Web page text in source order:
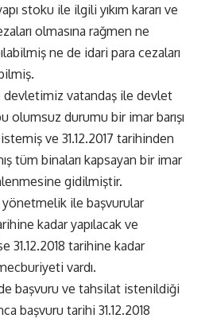
stoku ile ilgili yıkım kararı ve
olmasına rağmen ne
ne de idari para cezaları
devletimiz vatandaş ile devlet
olumsuz durumu bir imar barışı
ve 31.12.2017 tarihinden
tüm binaları kapsayan bir imar
gidilmiştir.
yönetmelik ile başvurular
kadar yapılacak ve
31.12.2018 tarihine kadar
vardı.
başvuru ve tahsilat istenildiği
başvuru tarihi 31.12.2018